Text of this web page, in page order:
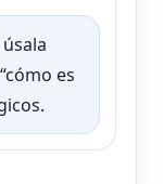
es